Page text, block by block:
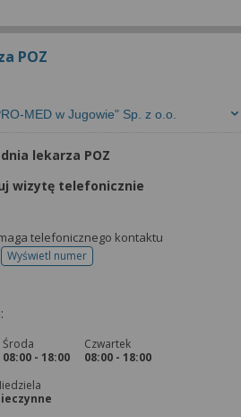
POZ
MED w Jugowie" Sp. z o.o.
lekarza POZ
wizytę telefonicznie
telefonicznego kontaktu
Wyświetl numertelefonu do rejestracji
Środa
08:00 - 18:00
Czwartek
08:00 - 18:00